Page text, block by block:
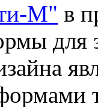
М" в
для